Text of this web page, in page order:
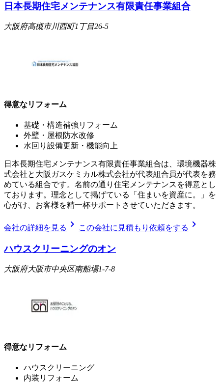
日本長期住宅メンテナンス有限責任事業組合
大阪府高槻市川西町1丁目26-5
得意なリフォーム
基礎・構造補強リフォーム
外壁・屋根防水改修
水回り設備更新・機能向上
日本長期住宅メンテナンス有限責任事業組合は、環境機器株
式会社と大阪ガスケミカル株式会社が代表組合員が代表を務
めている組合です。名前の通り住宅メンテナンスを得意とし
ております。理念として掲げている「住まいを資産に。」を
心がけ、お客様を精一杯サポートさせていただきます。
会社の詳細を見る chevron_right この会社に見積もり依頼をする chevron_right
ハウスクリーニングのオン
大阪府大阪市中央区南船場1-7-8
得意なリフォーム
ハウスクリーニング
内装リフォーム